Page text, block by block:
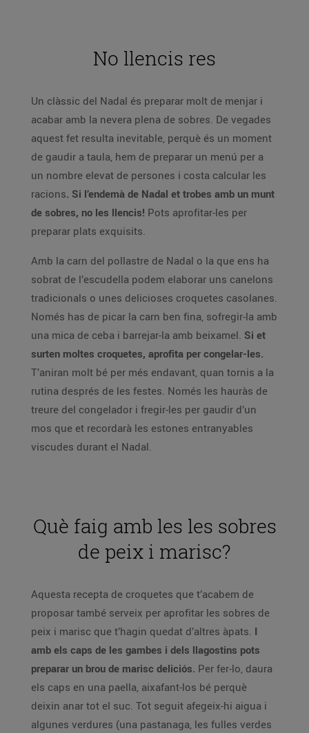
No llencis res
Un clàssic del Nadal és preparar molt de menjar i
acabar amb la nevera plena de sobres. De vegades
aquest fet resulta inevitable, perquè és un moment
de gaudir a taula, hem de preparar un menú per a
un nombre elevat de persones i costa calcular les
racions. Si l’endemà de Nadal et trobes amb un munt
de sobres, no les llencis! Pots aprofitar-les per
preparar plats exquisits.
Amb la carn del pollastre de Nadal o la que ens ha
sobrat de l’escudella podem elaborar uns canelons
tradicionals o unes delicioses croquetes casolanes.
Només has de picar la carn ben fina, sofregir-la amb
una mica de ceba i barrejar-la amb beixamel. Si et
surten moltes croquetes, aprofita per congelar-les.
T’aniran molt bé per més endavant, quan tornis a la
rutina després de les festes. Només les hauràs de
treure del congelador i fregir-les per gaudir d’un
mos que et recordarà les estones entranyables
viscudes durant el Nadal.
Què faig amb les les sobres
de peix i marisc?
Aquesta recepta de croquetes que t’acabem de
proposar també serveix per aprofitar les sobres de
peix i marisc que t’hagin quedat d’altres àpats. I
amb els caps de les gambes i dels llagostins pots
preparar un brou de marisc deliciós. Per fer-lo, daura
els caps en una paella, aixafant-los bé perquè
deixin anar tot el suc. Tot seguit afegeix-hi aigua i
algunes verdures (una pastanaga, les fulles verdes